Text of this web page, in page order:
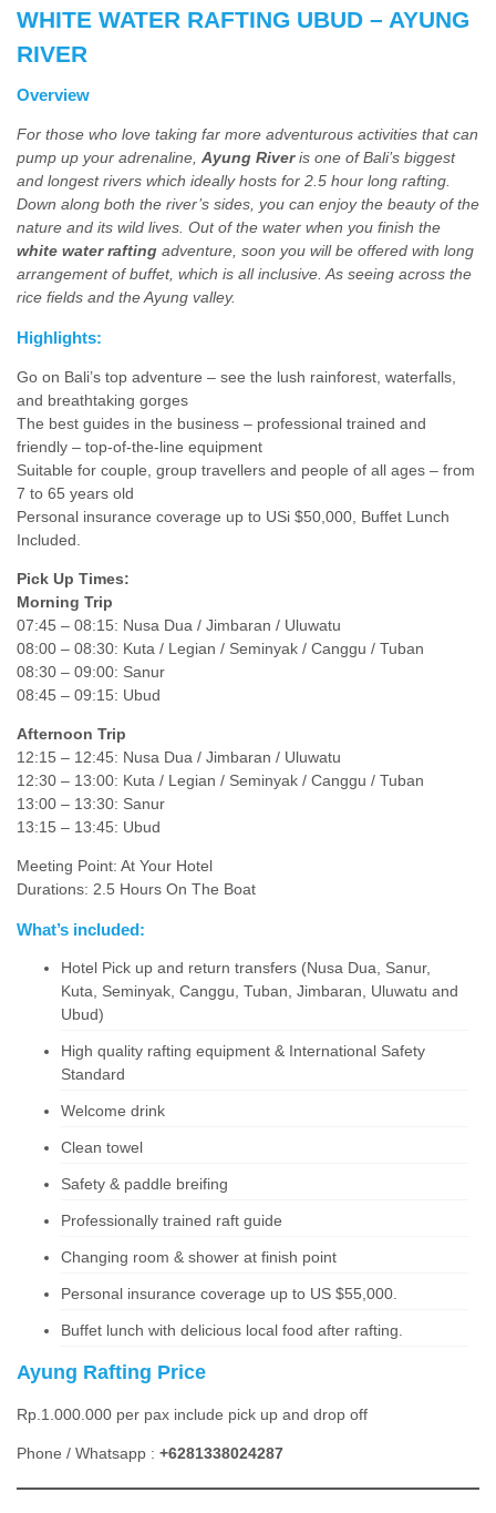
WHITE WATER RAFTING UBUD – AYUNG
RIVER
Overview
For those who love taking far more adventurous activities that can
pump up your adrenaline, Ayung Riveris one of Bali’s biggest
and longest rivers which ideally hosts for 2.5 hour long rafting.
Down along both the river’s sides, you can enjoy the beauty of the
nature and its wild lives. Out of the water when you finish the
white water rafting adventure, soon you will be offered with long
arrangement of buffet, which is all inclusive. As seeing across the
rice fields and the Ayung valley.
Highlights:
Go on Bali’s top adventure – see the lush rainforest, waterfalls,
and breathtaking gorges
The best guides in the business – professional trained and
friendly – top-of-the-line equipment
Suitable for couple, group travellers and people of all ages – from
7 to 65 years old
Personal insurance coverage up to USi $50,000, Buffet Lunch
Included.
Pick Up Times:
Morning Trip
07:45 – 08:15: Nusa Dua / Jimbaran / Uluwatu
08:00 – 08:30: Kuta / Legian / Seminyak / Canggu / Tuban
08:30 – 09:00: Sanur
08:45 – 09:15: Ubud
Afternoon Trip
12:15 – 12:45: Nusa Dua / Jimbaran / Uluwatu
12:30 – 13:00: Kuta / Legian / Seminyak / Canggu / Tuban
13:00 – 13:30: Sanur
13:15 – 13:45: Ubud
Meeting Point: At Your Hotel
Durations: 2.5 Hours On The Boat
What’s included:
Hotel Pick up and return transfers (Nusa Dua, Sanur,
Kuta, Seminyak, Canggu, Tuban, Jimbaran, Uluwatu and
Ubud)
High quality rafting equipment & International Safety
Standard
Welcome drink
Clean towel
Safety & paddle breifing
Professionally trained raft guide
Changing room & shower at finish point
Personal insurance coverage up to US $55,000.
Buffet lunch with delicious local food after rafting.
Ayung Rafting Price
Rp.1.000.000 per pax include pick up and drop off
Phone / Whatsapp : +6281338024287